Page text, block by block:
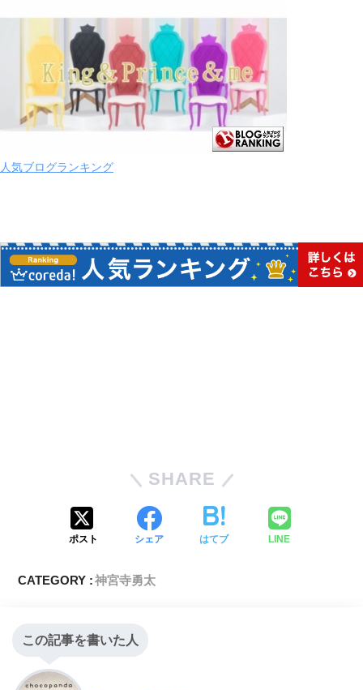
人気ブログランキング
SHARE
ポスト シェア はてブ LINE
CATEGORY :神宮寺勇太
この記事を書いた人